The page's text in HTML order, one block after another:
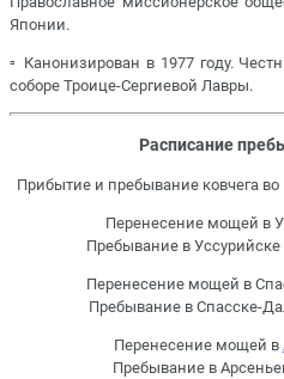
Японии.
▫️ Канонизирован в 1977 году.
соборе Троице-Сергиевой Лавры.
Расписание
Прибытие и пребывание ковчега
Перенесение мощей в
Пребывание в
Перенесение мощей в
Пребывание в Спасске-
Перенесение мощей в
Пребывание в